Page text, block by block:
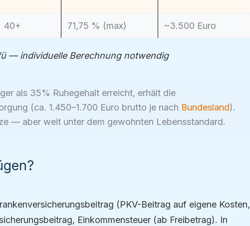
40+ 71,75 % (max) ~3.500 Euro
— individuelle Berechnung notwendig
als 35% Ruhegehalt erreicht, erhält die
(ca. 1.450–1.700 Euro brutto je nach Bundesland).
— aber weit unter dem gewohnten Lebensstandard.
(PKV-Beitrag auf eigene Kosten,
Einkommensteuer (ab Freibetrag). In